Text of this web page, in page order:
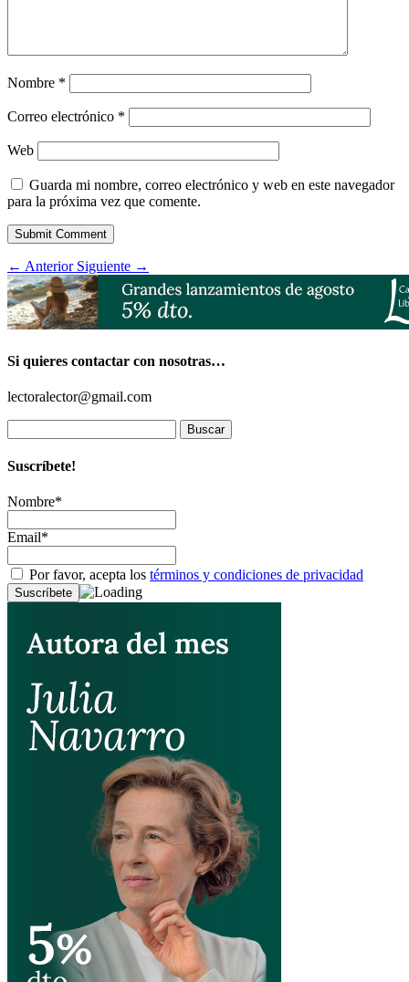
Nombre *
Correo electrónico *
Web
Guarda mi nombre, correo electrónico y web en este navegador
para la próxima vez que comente.
Submit Comment
← Anterior Siguiente →
Si quieres contactar con nosotras…
lectoralector@gmail.com
Suscríbete!
Nombre*
Email*
Por favor, acepta los términos y condiciones de privacidad